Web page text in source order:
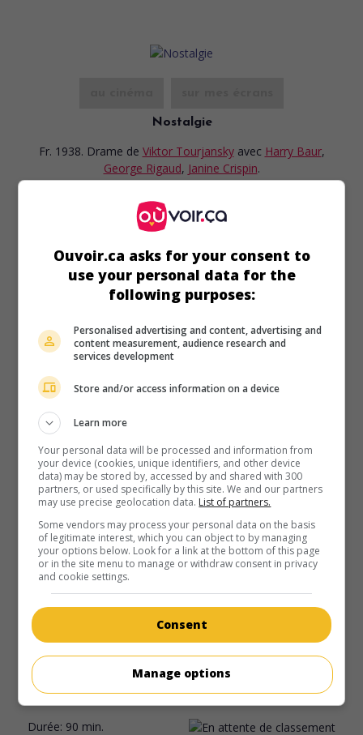
Nostalgie
Fr. 1938. Drame de Viktor Tourjansky avec Harry Baur,
George Rigaud, Janine Crispin.
Le Choc en retour
Michel Simon,René Lefèvre,Janine Crispin. Un riche
alors que la jeune fille est éprise d'un ingénieur, employé
Durée: 94 min.
au cinéma sur mes écrans
Jacques Séverac
Janine Crispin,Gina Manès. Après s'être ruiné pour les
affectation aux bataillons d'Afrique où ses supérieurs lui
confient le commandement d'un petit poste.
Durée: 90 min.
Ouvoir.ca asks for your consent to
use your personal data for the
following purposes:
Personalised advertising and content, advertising and
content measurement, audience research and
services development
Store and/or access information on a device
Learn more
Your personal data will be processed and information from
your device (cookies, unique identifiers, and other device
data) may be stored by, accessed by and shared with 300
partners, or used specifically by this site. We and our partners
may use precise geolocation data. List of partners.
Some vendors may process your personal data on the basis
of legitimate interest, which you can object to by managing
your options below. Look for a link at the bottom of this page
or in the site menu to manage or withdraw consent in privacy
and cookie settings.
Consent
Manage options